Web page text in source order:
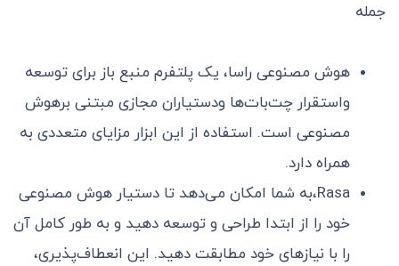
جمله
هوش مصنوعی راسا، یک پلتفرم منبع‌ باز برای توسعه
واستقرار چت‌بات‌ها ودستیاران مجازی مبتنی برهوش
مصنوعی است. استفاده از این ابزار مزایای متعددی به
همراه دارد.
Rasa،به شما امکان می‌دهد تا دستیار هوش مصنوعی
خود را از ابتدا طراحی و توسعه دهید و به طور کامل آن
را با نیازهای خود مطابقت دهید. این انعطاف‌پذیری،